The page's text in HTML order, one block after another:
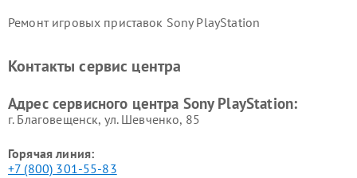
Ремонт игровых приставок Sony PlayStation
Контакты сервис центра
Адрес сервисного центра Sony PlayStation:
г. Благовещенск, ул. Шевченко, 85
Горячая линия:
+7 (800) 301-55-83